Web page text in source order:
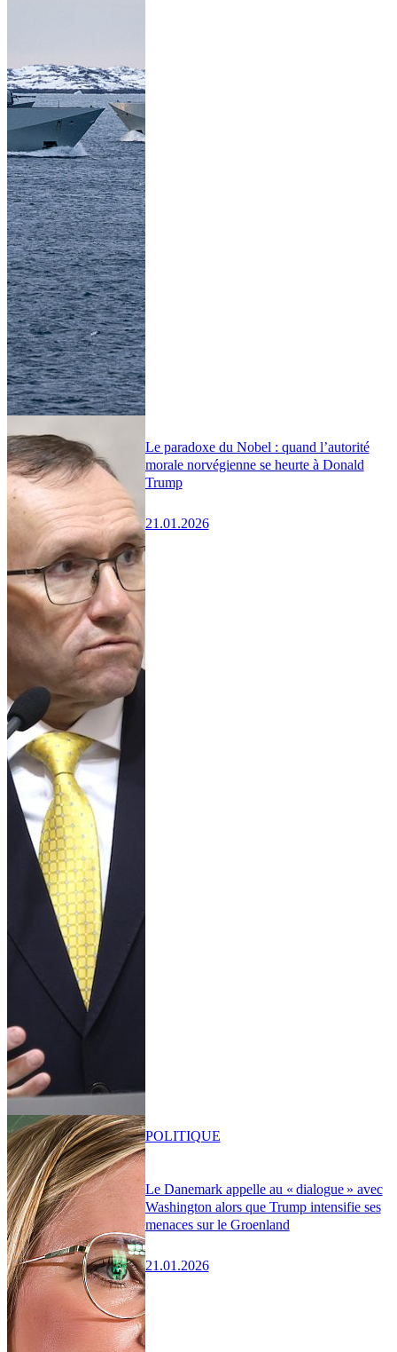
Le paradoxe du Nobel : quand l’autorité
morale norvégienne se heurte à Donald
Trump
21.01.2026
Le Danemark appelle au « dialogue » avec
Washington alors que Trump intensifie ses
menaces sur le Groenland
21.01.2026
POLITIQUE